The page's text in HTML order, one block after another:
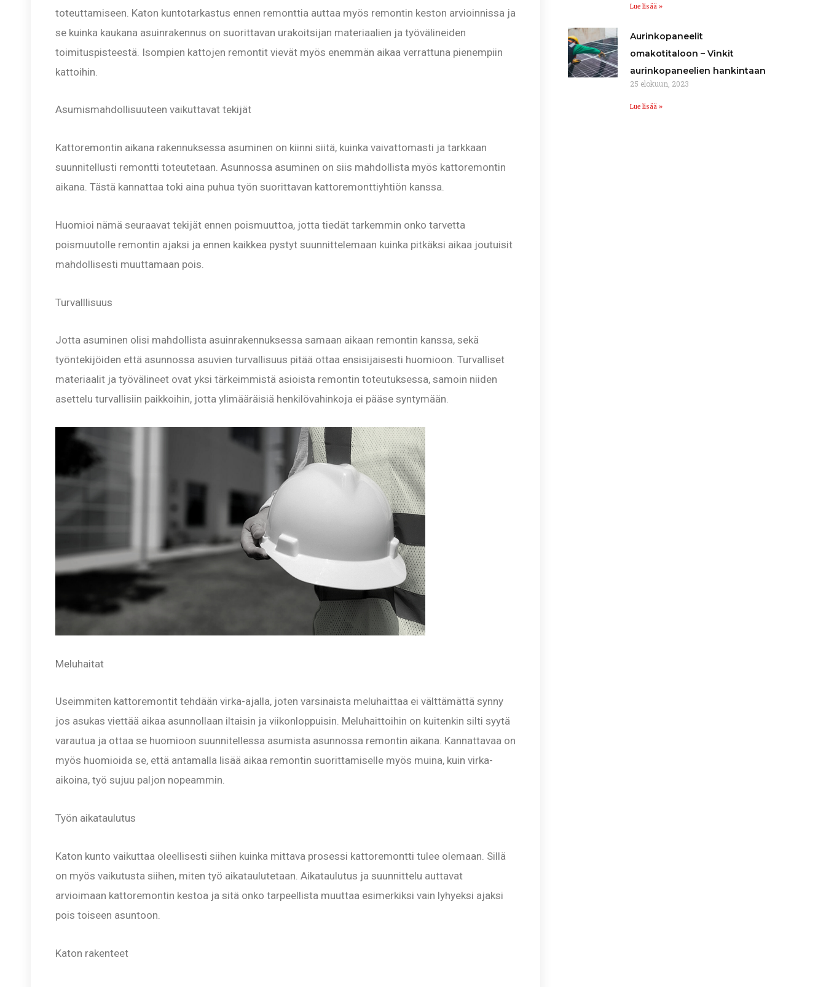
toteuttamiseen. Katon kuntotarkastus ennen remonttia auttaa myös remontin keston arvioinnissa ja
se kuinka kaukana asuinrakennus on suorittavan urakoitsijan materiaalien ja työvälineiden
toimituspisteestä. Isompien kattojen remontit vievät myös enemmän aikaa verrattuna pienempiin
kattoihin.
Asumismahdollisuuteen vaikuttavat tekijät
Kattoremontin aikana rakennuksessa asuminen on kiinni siitä, kuinka vaivattomasti ja tarkkaan
suunnitellusti remontti toteutetaan. Asunnossa asuminen on siis mahdollista myös kattoremontin
aikana. Tästä kannattaa toki aina puhua työn suorittavan kattoremonttiyhtiön kanssa.
Huomioi nämä seuraavat tekijät ennen poismuuttoa, jotta tiedät tarkemmin onko tarvetta
poismuutolle remontin ajaksi ja ennen kaikkea pystyt suunnittelemaan kuinka pitkäksi aikaa joutuisit
mahdollisesti muuttamaan pois.
Turvalllisuus
Jotta asuminen olisi mahdollista asuinrakennuksessa samaan aikaan remontin kanssa, sekä
työntekijöiden että asunnossa asuvien turvallisuus pitää ottaa ensisijaisesti huomioon. Turvalliset
materiaalit ja työvälineet ovat yksi tärkeimmistä asioista remontin toteutuksessa, samoin niiden
asettelu turvallisiin paikkoihin, jotta ylimääräisiä henkilövahinkoja ei pääse syntymään.
Meluhaitat
Useimmiten kattoremontit tehdään virka-ajalla, joten varsinaista meluhaittaa ei välttämättä synny
jos asukas viettää aikaa asunnollaan iltaisin ja viikonloppuisin. Meluhaittoihin on kuitenkin silti syytä
varautua ja ottaa se huomioon suunnitellessa asumista asunnossa remontin aikana. Kannattavaa on
myös huomioida se, että antamalla lisää aikaa remontin suorittamiselle myös muina, kuin virka-
aikoina, työ sujuu paljon nopeammin.
Työn aikataulutus
Katon kunto vaikuttaa oleellisesti siihen kuinka mittava prosessi kattoremontti tulee olemaan. Sillä
on myös vaikutusta siihen, miten työ aikataulutetaan. Aikataulutus ja suunnittelu auttavat
arvioimaan kattoremontin kestoa ja sitä onko tarpeellista muuttaa esimerkiksi vain lyhyeksi ajaksi
pois toiseen asuntoon.
Katon rakenteet
Lue lisää »
Aurinkopaneelit
omakotitaloon – Vinkit
aurinkopaneelien hankintaan
25 elokuun, 2023
Lue lisää »